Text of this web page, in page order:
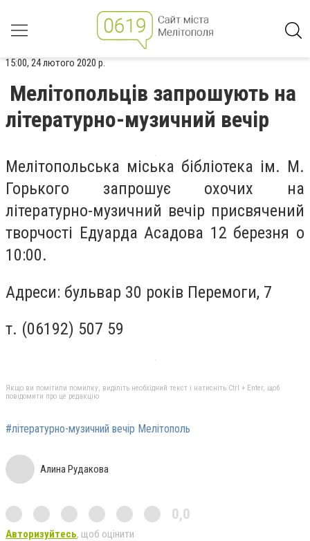
15:00, 24 лютого 2020 р.
Мелітопольців запрошують на
літературно-музичний вечір
Мелітопольська міська бібліотека ім. М.
Горького запрошує охочих на
літературно-музичний вечір присвячений
творчості Едуарда Асадова 12 березня о
10:00.
Адреси: бульвар 30 років Перемоги, 7
т. (06192) 507 59
Якщо ви помітили помилку, виділіть необхідний текст і натисніть Ctrl + Enter, щоб
повідомити про це редакцію
#літературно-музичний вечір Мелітополь
Алина Рудакова
0,0
Авторизуйтесь, щоб оцінити